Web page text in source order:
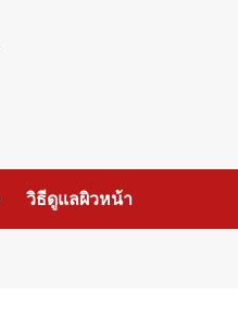
วิธีดูแลผิวหน้า